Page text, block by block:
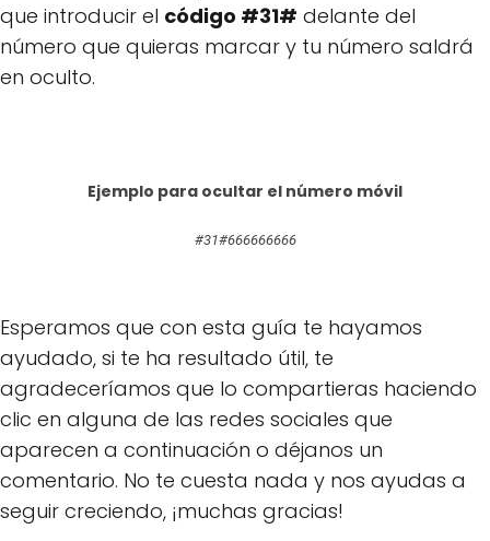
que introducir el código #31# delante del
número que quieras marcar y tu número saldrá
en oculto.
Ejemplo para ocultar el número móvil
#31#666666666
Esperamos que con esta guía te hayamos
ayudado, si te ha resultado útil, te
agradeceríamos que lo compartieras haciendo
clic en alguna de las redes sociales que
aparecen a continuación o déjanos un
comentario. No te cuesta nada y nos ayudas a
seguir creciendo, ¡muchas gracias!